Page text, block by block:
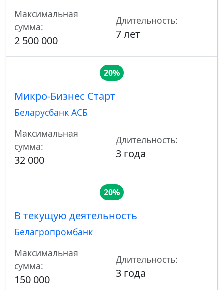
Максимальная
сумма:
2 500 000
Длительность:
7 лет
20%
Микро-Бизнес Старт
Беларусбанк АСБ
Максимальная
сумма:
32 000
Длительность:
3 года
20%
В текущую деятельность
Белагропромбанк
Максимальная
сумма:
150 000
Длительность:
3 года